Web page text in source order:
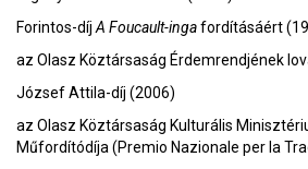
Forintos-díj A Foucault-ingafordításáért
az Olasz Köztársaság Érdemrendjének
József Attila-díj (2006)
az Olasz Köztársaság Kulturális
Műfordítódíja (Premio Nazionale per la